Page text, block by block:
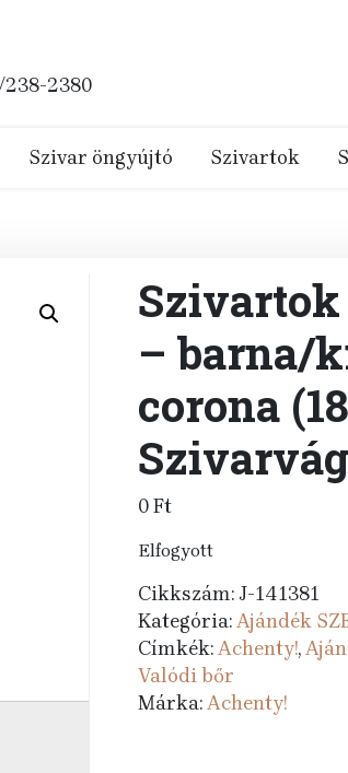
238-2380
Szivar öngyújtó Szivartok
– barna/
corona
0Ft
Elfogyott
Cikkszám: J-141381
Kategória:Ajándék
Címkék:Achenty!,
Valódi bőr
Márka:Achenty!